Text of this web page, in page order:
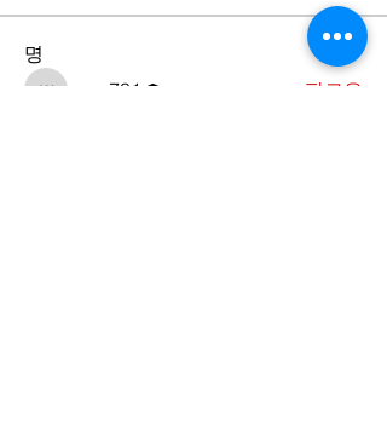
명
wmc731
팔로우